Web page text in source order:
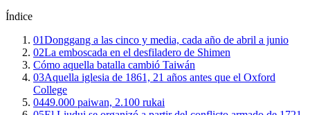
Índice
01Donggang a las cinco y media, cada año de abril a junio
02La emboscada en el desfiladero de Shimen
Cómo aquella batalla cambió Taiwán
03Aquella iglesia de 1861, 21 años antes que el Oxford
College
0449.000 paiwan, 2.100 rukai